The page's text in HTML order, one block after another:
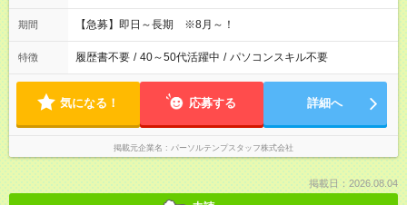
期間 【急募】即日～長期 ※8月～！
特徴 履歴書不要 / 40～50代活躍中 / パソコンスキル不要
気になる！ 応募する 詳細へ
掲載元企業名 パーソルテンプスタッフ株式会社
掲載日：2026.08.04